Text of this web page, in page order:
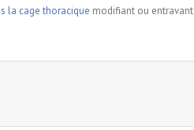
la cage thoracique modifiant ou entravant